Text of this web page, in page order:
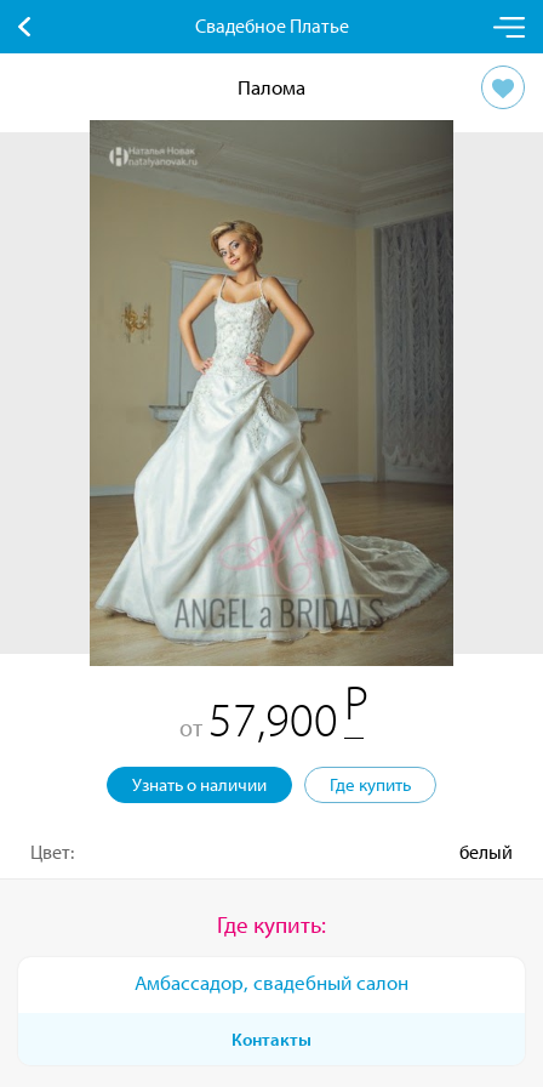
Свадебное Платье
Палома
от 57,900
Узнать о наличии Где купить
Цвет: белый
Где купить:
Амбассадор, свадебный салон
Контакты